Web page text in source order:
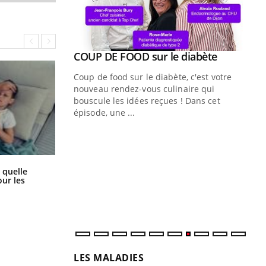
quelle
les
de bilan de
Youtube
COUP DE FOOD sur le diabèteYoutube
Coup de food sur le diabète, c'est votre
nouveau rendez-vous culinaire qui
bouscule les idées reçues ! Dans cet
épisode, une ...
LES MALADIES